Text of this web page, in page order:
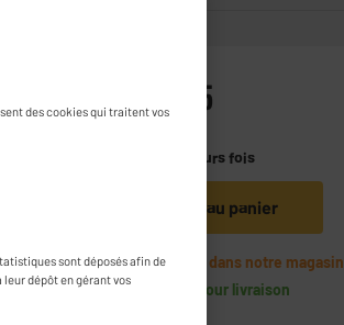
5To
148 95
plusieurs fois
Ajouter au panier
Indisponible dans notre magasin
Disponible pour livraison
des cookies qui traitent vos
sont déposés afin de
leur dépôt en gérant vos